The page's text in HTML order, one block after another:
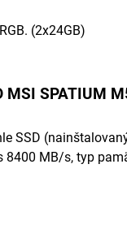
(2x24GB)
MSI SPATIUM
SSD
8400 MB/s, typ